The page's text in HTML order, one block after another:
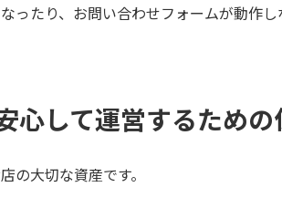
ったり、お問い合わせフォームが動作
心して運営するための
の大切な資産です。